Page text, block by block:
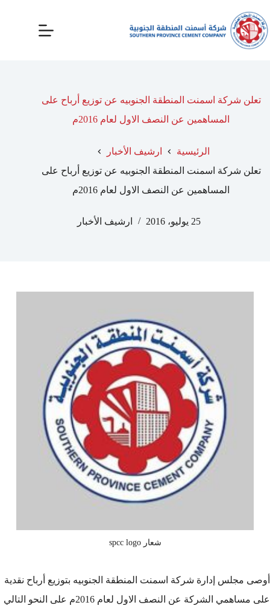
تعلن شركة اسمنت المنطقة الجنوبيه عن توزيع أرباح على
المساهمين عن النصف الاول لعام 2016م
الرئيسية
ارشيف الأخبار
تعلن شركة اسمنت المنطقة الجنوبيه عن توزيع أرباح على
المساهمين عن النصف الاول لعام 2016م
25 يوليو، 2016 ارشيف الأخبار
شعار spcc logo
أوصى مجلس إدارة شركة اسمنت المنطقة الجنوبيه بتوزيع أرباح نقدية
على مساهمي الشركة عن النصف الاول لعام 2016م على النحو التالي